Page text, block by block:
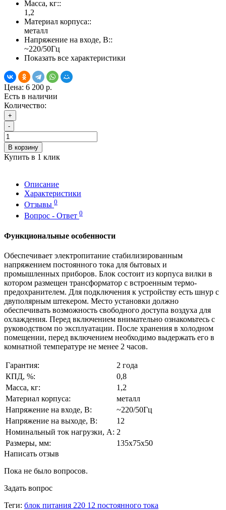
Масса, кг::
1,2
Материал корпуса::
металл
Напряжение на входе, В::
~220/50Гц
Показать все характеристики
Цена: 6 200 р.
Есть в наличии
Количество:
+
-
В корзину
Купить в 1 клик
Описание
Характеристики
Отзывы 0
Вопрос - Ответ 0
Функциональные особенности
Обеспечивает электропитание стабилизированным
напряжением постоянного тока для бытовых и
промышленных приборов. Блок состоит из корпуса вилки в
котором размещен трансформатор с встроенным термо-
предохранителем. Для подключения к устройству есть шнур с
двуполярным штекером. Место установки должно
обеспечивать возможность свободного доступа воздуха для
охлаждения. Перед включением внимательно ознакомьтесь с
руководством по эксплуатации. После хранения в холодном
помещении, перед включением необходимо выдержать его в
комнатной температуре не менее 2 часов.
Гарантия:
2 года
КПД, %:
0,8
Масса, кг:
1,2
Материал корпуса:
металл
Напряжение на входе, В:
~220/50Гц
Напряжение на выходе, В:
12
Номинальный ток нагрузки, А: 2
Размеры, мм:
135x75x50
Написать отзыв
Пока не было вопросов.
Задать вопрос
Теги: блок питания 220 12 постоянного тока